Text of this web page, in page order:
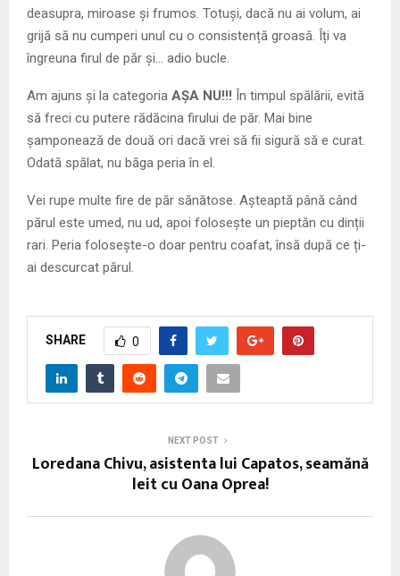
deasupra, miroase și frumos. Totuși, dacă nu ai volum, ai
grijă să nu cumperi unul cu o consistență groasă. Îți va
îngreuna firul de păr și… adio bucle.
Am ajuns și la categoria AȘA NU!!! În timpul spălării, evită
să freci cu putere rădăcina firului de păr. Mai bine
șamponează de două ori dacă vrei să fii sigură să e curat.
Odată spălat, nu băga peria în el.
Vei rupe multe fire de păr sănătose. Așteaptă până când
părul este umed, nu ud, apoi folosește un pieptăn cu dinții
rari. Peria folosește-o doar pentru coafat, însă după ce ți-
ai descurcat părul.
SHARE 0
NEXT POST
Loredana Chivu, asistenta lui Capatos, seamănă
leit cu Oana Oprea!